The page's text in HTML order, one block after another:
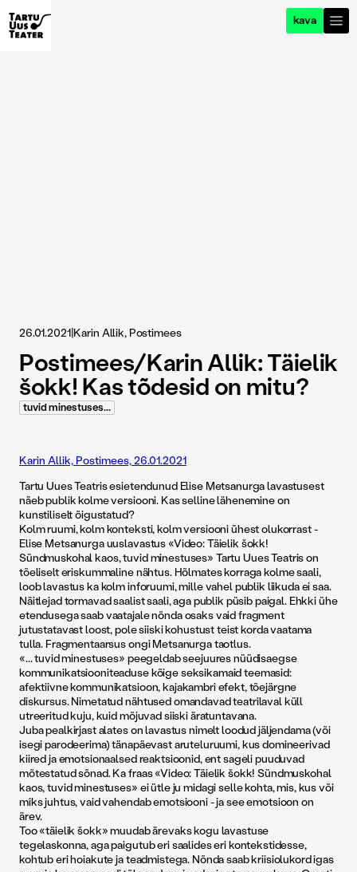
kava
26.01.2021|Karin Allik, Postimees
Postimees/Karin Allik: Täielik
šokk! Kas tõdesid on mitu?
tuvid minestuses...
Karin Allik, Postimees, 26.01.2021
Tartu Uues Teatris esietendunud Elise Metsanurga lavastusest
näeb publik kolme versiooni. Kas selline lähenemine on
kunstiliselt õigustatud?
Kolm ruumi, kolm konteksti, kolm versiooni ühest olukorrast -
Elise Metsanurga uuslavastus «Video: Täielik šokk!
Sündmuskohal kaos, tuvid minestuses» Tartu Uues Teatris on
tõeliselt eriskummaline nähtus. Hõlmates korraga kolme saali,
loob lavastus ka kolm inforuumi, mille vahel publik liikuda ei saa.
Näitlejad tormavad saalist saali, aga publik püsib paigal. Ehkki ühe
etendusega saab vaatajale nõnda osaks vaid fragment
jutustatavast loost, pole siiski kohustust teist korda vaatama
tulla. Fragmentaarsus ongi Metsanurga taotlus.
«... tuvid minestuses» peegeldab seejuures nüüdisaegse
kommunikatsiooniteaduse kõige seksikamaid teemasid:
afektiivne kommunikatsioon, kajakambri efekt, tõejärgne
diskursus. Nimetatud nähtused omandavad teatrilaval küll
utreeritud kuju, kuid mõjuvad siiski äratuntavana.
Juba pealkirjast alates on lavastus nimelt loodud jäljendama (või
isegi parodeerima) tänapäevast aruteluruumi, kus domineerivad
kiired ja emotsionaalsed reaktsioonid, ent sageli puuduvad
mõtestatud sõnad. Ka fraas «Video: Täielik šokk! Sündmuskohal
kaos, tuvid minestuses» ei ütle ju midagi selle kohta, mis, kus või
miks juhtus, vaid vahendab emotsiooni - ja see emotsioon on
ärev.
Too «täielik šokk» muudab ärevaks kogu lavastuse
tegelaskonna, aga paigutub eri saalides eri kontekstidesse,
kohtub eri hoiakute ja teadmistega. Nõnda saab kriisiolukord igas